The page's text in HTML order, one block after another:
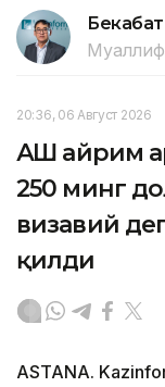
Муаллиф
20:36, 06 Август 2026
АҚШ айрим
250 минг
визавий
қилди
ASTANA.